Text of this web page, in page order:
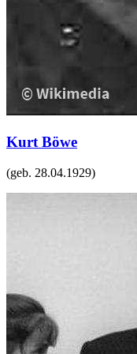
Kurt Böwe
(geb. 28.04.1929)